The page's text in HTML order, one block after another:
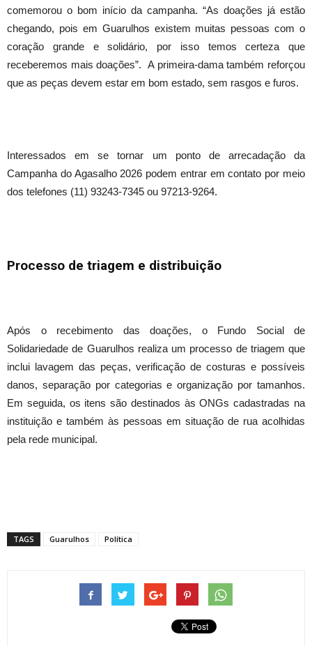
comemorou o bom início da campanha. “As doações já estão
chegando, pois em Guarulhos existem muitas pessoas com o
coração grande e solidário, por isso temos certeza que
receberemos mais doações”. A primeira-dama também reforçou
que as peças devem estar em bom estado, sem rasgos e furos.
Interessados em se tornar um ponto de arrecadação da
Campanha do Agasalho 2026 podem entrar em contato por meio
dos telefones (11) 93243-7345 ou 97213-9264.
Processo de triagem e distribuição
Após o recebimento das doações, o Fundo Social de
Solidariedade de Guarulhos realiza um processo de triagem que
inclui lavagem das peças, verificação de costuras e possíveis
danos, separação por categorias e organização por tamanhos.
Em seguida, os itens são destinados às ONGs cadastradas na
instituição e também às pessoas em situação de rua acolhidas
pela rede municipal.
TAGS Guarulhos Política